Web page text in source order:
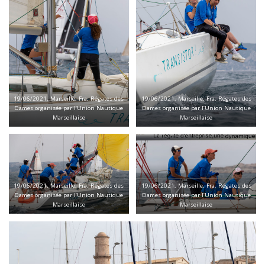
19/06/2021, Marseille, Fra, Régates des
Dames organisée par l’Union Nautique
Marseillaise
19/06/2021, Marseille, Fra, Régates des
Dames organisée par l’Union Nautique
Marseillaise
19/06/2021, Marseille, Fra, Régates des
Dames organisée par l’Union Nautique
Marseillaise
19/06/2021, Marseille, Fra, Régates des
Dames organisée par l’Union Nautique
Marseillaise